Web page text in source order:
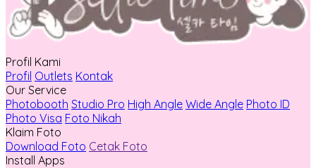
Profil Kami
Profil Outlets Kontak
Our Service
Photobooth Studio Pro High Angle Wide Angle Photo ID
Photo Visa Foto Nikah
Klaim Foto
Download Foto Cetak Foto
Install Apps